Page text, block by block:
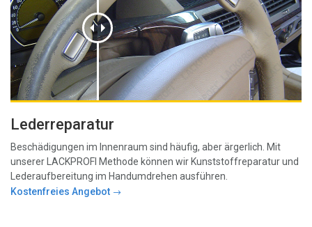
Lederreparatur
Beschädigungen im Innenraum sind häufig, aber ärgerlich. Mit
unserer LACKPROFI Methode können wir Kunststoffreparatur und
Lederaufbereitung im Handumdrehen ausführen.
Kostenfreies Angebot